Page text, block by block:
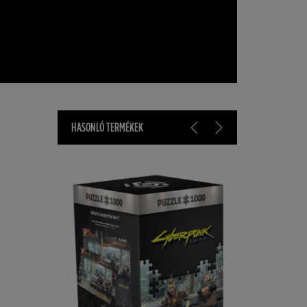
HASONLÓ TERMÉKEK